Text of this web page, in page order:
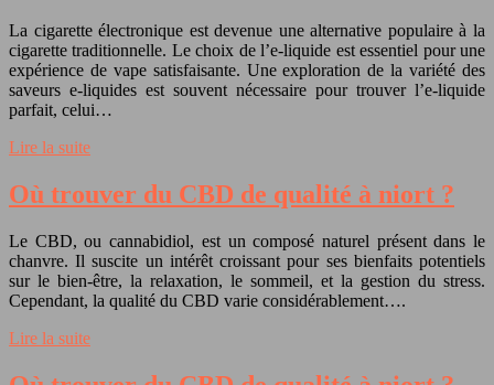
La cigarette électronique est devenue une alternative populaire à la
cigarette traditionnelle. Le choix de l’e-liquide est essentiel pour une
expérience de vape satisfaisante. Une exploration de la variété des
saveurs e-liquides est souvent nécessaire pour trouver l’e-liquide
parfait, celui…
Lire la suite
Où trouver du CBD de qualité à niort ?
Le CBD, ou cannabidiol, est un composé naturel présent dans le
chanvre. Il suscite un intérêt croissant pour ses bienfaits potentiels
sur le bien-être, la relaxation, le sommeil, et la gestion du stress.
Cependant, la qualité du CBD varie considérablement….
Lire la suite